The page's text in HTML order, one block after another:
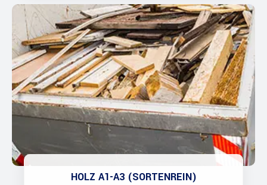
HOLZ A1-A3 (SORTENREIN)